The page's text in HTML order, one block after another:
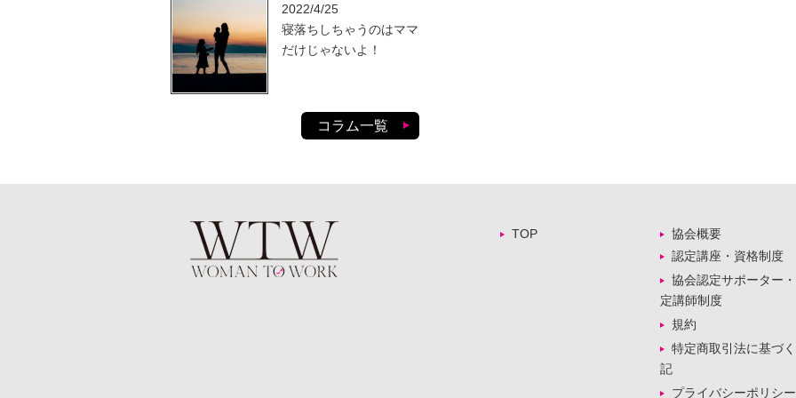
2022/4/25
寝落ちしちゃうのはママ
だけじゃないよ！
コラム一覧
TOP
協会概要
認定講座・資格制度
協会認定サポーター
定講師制度
規約
特定商取引法に基づ
記
プライバシーポリシー